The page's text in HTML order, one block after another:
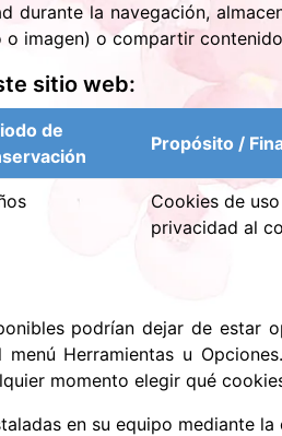
durante la navegación,
imagen) o compartir
sitio web:
de
Propósito /
Cookies de
privacidad al
podrían dejar de estar
Herramientas u
momento elegir qué
en su equipo mediante